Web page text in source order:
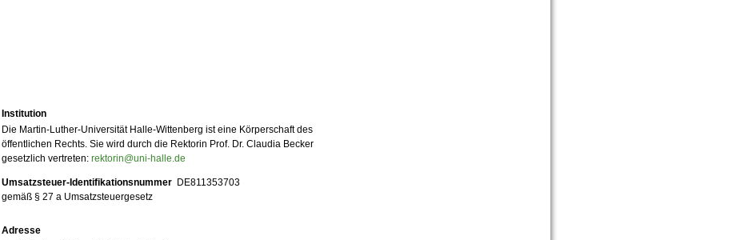
Institution
Die Martin-Luther-Universität Halle-Wittenberg ist eine Körperschaft des
öffentlichen Rechts. Sie wird durch die Rektorin Prof. Dr. Claudia Becker
gesetzlich vertreten: rektorin@uni-halle.de
Umsatzsteuer-Identifikationsnummer DE811353703
gemäß § 27 a Umsatzsteuergesetz
Adresse